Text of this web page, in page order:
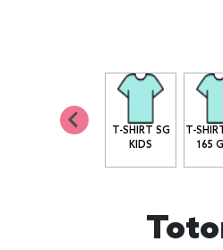
T-SHIRT SG
KIDS
T-
165